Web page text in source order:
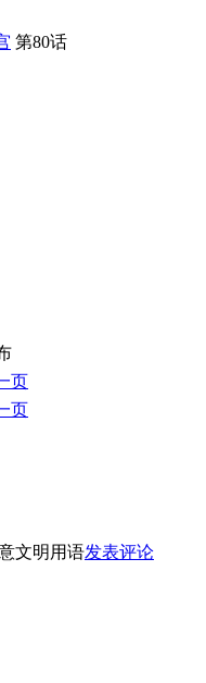
第80话
页
页
文明用语发表评论